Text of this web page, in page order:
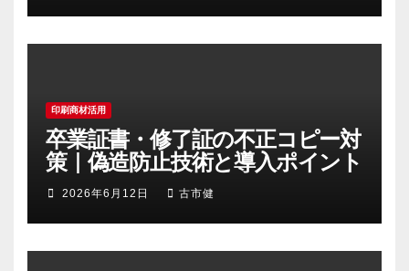
印刷商材活用
卒業証書・修了証の不正コピー対
策｜偽造防止技術と導入ポイント
2026年6月12日 古市健